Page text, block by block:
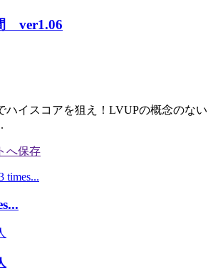
ver1.06
ハイスコアを狙え！LVUPの概念のない